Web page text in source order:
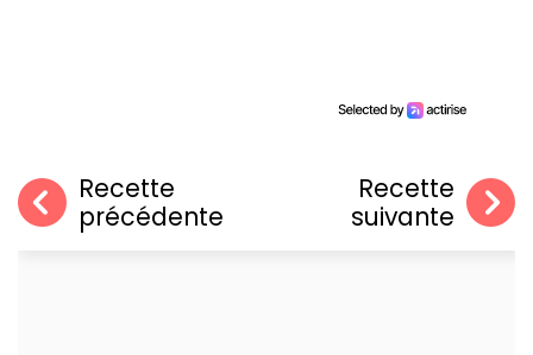
Recette
précédente
Recette
suivante